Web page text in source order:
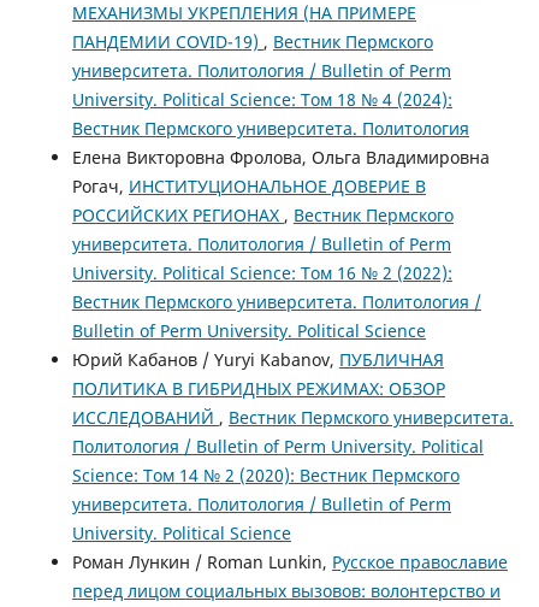
МЕХАНИЗМЫ УКРЕПЛЕНИЯ (НА ПРИМЕРЕ
ПАНДЕМИИ COVID-19) , Вестник Пермского
университета. Политология / Bulletin of Perm
University. Political Science: Том 18 № 4 (2024):
Вестник Пермского университета. Политология
Елена Викторовна Фролова, Ольга Владимировна
Рогач, ИНСТИТУЦИОНАЛЬНОЕ ДОВЕРИЕ В
РОССИЙСКИХ РЕГИОНАХ , Вестник Пермского
университета. Политология / Bulletin of Perm
University. Political Science: Том 16 № 2 (2022):
Вестник Пермского университета. Политология /
Bulletin of Perm University. Political Science
Юрий Кабанов / Yuryi Kabanov, ПУБЛИЧНАЯ
ПОЛИТИКА В ГИБРИДНЫХ РЕЖИМАХ: ОБЗОР
ИССЛЕДОВАНИЙ , Вестник Пермского университета.
Политология / Bulletin of Perm University. Political
Science: Том 14 № 2 (2020): Вестник Пермского
университета. Политология / Bulletin of Perm
University. Political Science
Роман Лункин / Roman Lunkin, Русское православие
перед лицом социальных вызовов: волонтерство и